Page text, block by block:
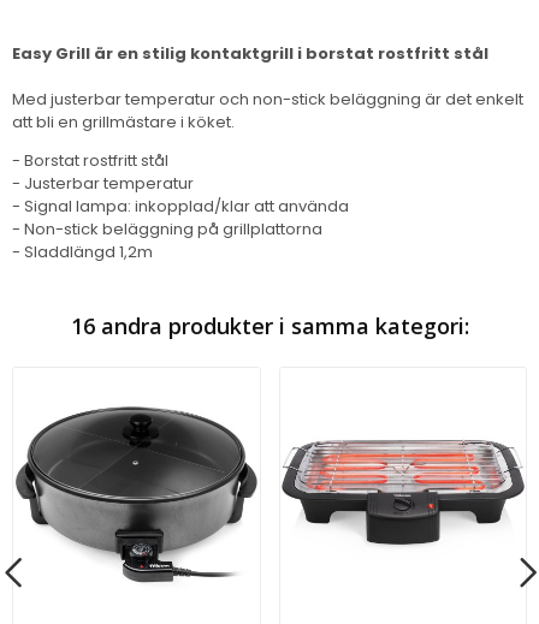
Easy Grill är en stilig kontaktgrill i borstat rostfritt stål
Med justerbar temperatur och non-stick beläggning är det enkelt
att bli en grillmästare i köket.
- Borstat rostfritt stål
- Justerbar temperatur
- Signal lampa: inkopplad/klar att använda
- Non-stick beläggning på grillplattorna
- Sladdlängd 1,2m
16 andra produkter i samma kategori: